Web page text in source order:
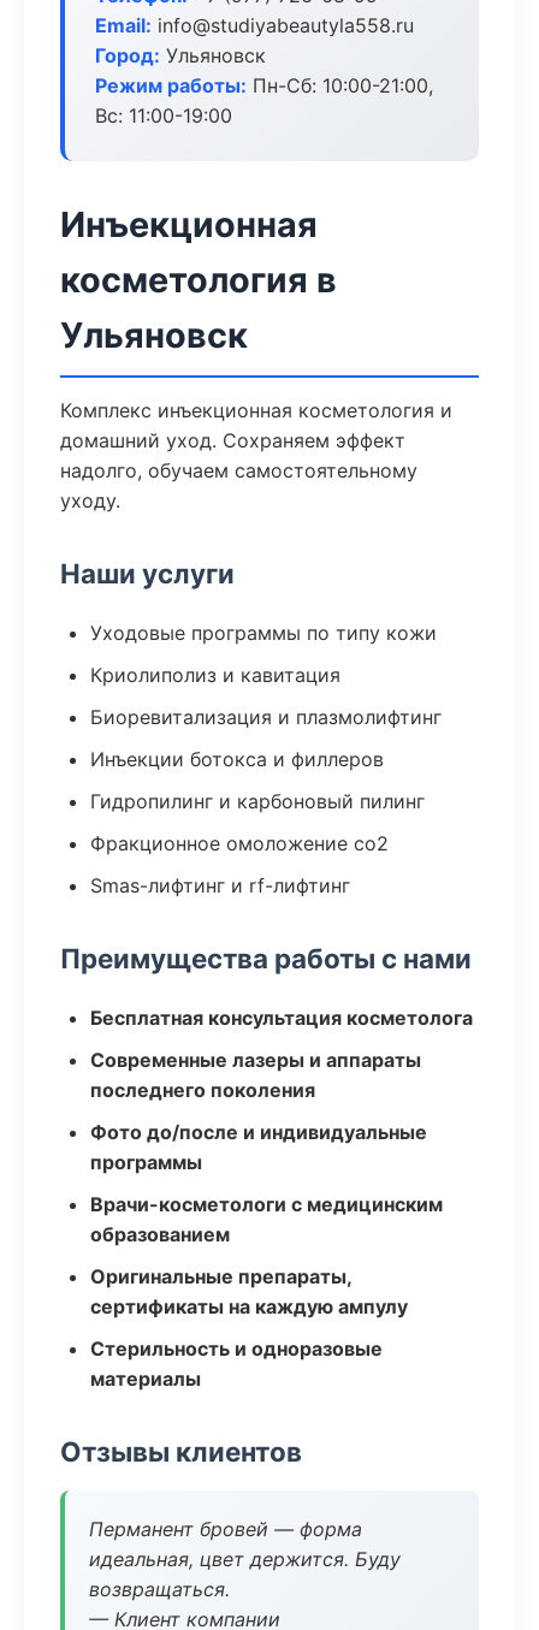
Email: info@studiyabeautyla558.ru
Город: Ульяновск
Режим работы: Пн-Сб: 10:00-21:00,
Вс: 11:00-19:00
Инъекционная
косметология в
Ульяновск
Комплекс инъекционная косметология и
домашний уход. Сохраняем эффект
надолго, обучаем самостоятельному
уходу.
Наши услуги
Уходовые программы по типу кожи
Криолиполиз и кавитация
Биоревитализация и плазмолифтинг
Инъекции ботокса и филлеров
Гидропилинг и карбоновый пилинг
Фракционное омоложение co2
Smas-лифтинг и rf-лифтинг
Преимущества работы с нами
Бесплатная консультация косметолога
Современные лазеры и аппараты
последнего поколения
Фото до/после и индивидуальные
программы
Врачи-косметологи с медицинским
образованием
Оригинальные препараты,
сертификаты на каждую ампулу
Стерильность и одноразовые
материалы
Отзывы клиентов
Перманент бровей — форма
идеальная, цвет держится. Буду
возвращаться.
— Клиент компании